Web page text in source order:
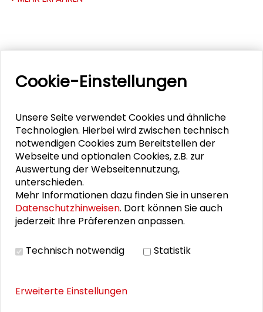
Generell lässt sich sagen, dass der Einfluss der
Religion im privaten sowie im gesellschaftlichen
Leben der Deutschen zunehmend an Bedeutung
verliert. In Westdeutschland häuft sich die Zahl der
Kirchenaustritte, in den neuen Bundesländern
gehört ohnehin nur eine Minderheit der
Bevölkerung einer Konfession an. Während beiden
christlichen Volkskirchen aber von einem Rückgang
der Kirchenmitgliedschaften betroffen sind,
häufig durch Zuwanderung, auf dem Vormarsch.
Cookie-Einstellungen
Unsere Seite verwendet Cookies und ähnliche
Technologien. Hierbei wird zwischen technisch
notwendigen Cookies zum Bereitstellen der
Webseite und optionalen Cookies, z.B. zur
Auswertung der Webseitennutzung,
unterschieden.
Mehr Informationen dazu finden Sie in unseren
Datenschutzhinweisen. Dort können Sie auch
jederzeit Ihre Präferenzen anpassen.
Technisch notwendig Statistik
Erweiterte Einstellungen